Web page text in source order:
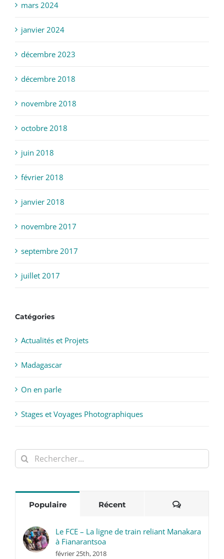
mars 2024
janvier 2024
décembre 2023
décembre 2018
novembre 2018
octobre 2018
juin 2018
février 2018
janvier 2018
novembre 2017
septembre 2017
juillet 2017
Catégories
Actualités et Projets
Madagascar
On en parle
Stages et Voyages Photographiques
Rechercher:
Populaire Récent
Le FCE – La ligne de train reliant Manakara
à Fianarantsoa
février 25th, 2018